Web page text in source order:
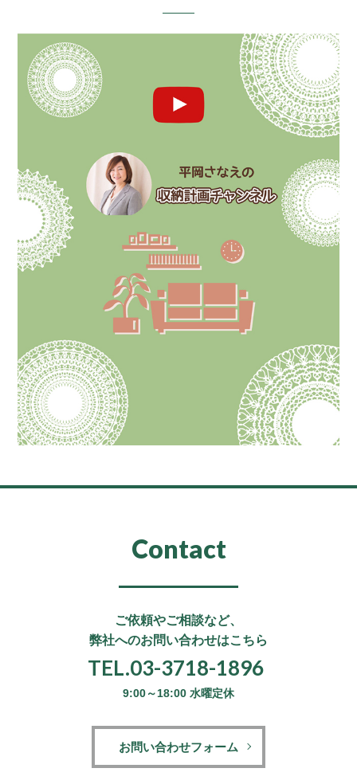
Contact
ご依頼やご相談など、
弊社へのお問い合わせはこちら
TEL.03-3718-1896
9:00～18:00 水曜定休
お問い合わせフォーム